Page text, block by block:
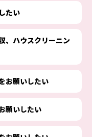
たい
、ハウスクリーニン
お願いしたい
願いしたい